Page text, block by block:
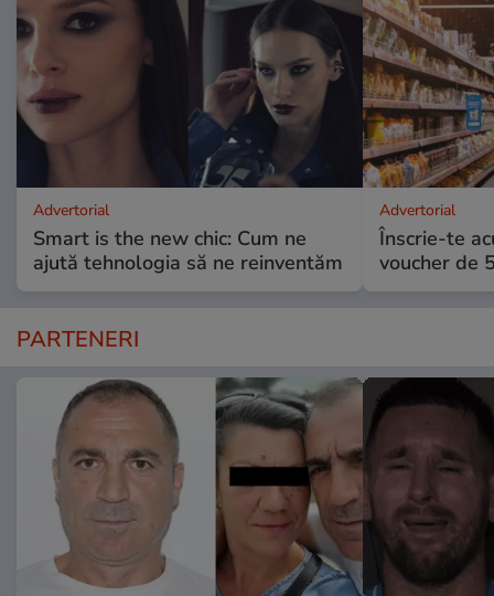
Advertorial
Smart is the new chic: Cum ne
ajută tehnologia să ne reinventăm
Advertorial
Înscrie-te
voucher de
PARTENERI